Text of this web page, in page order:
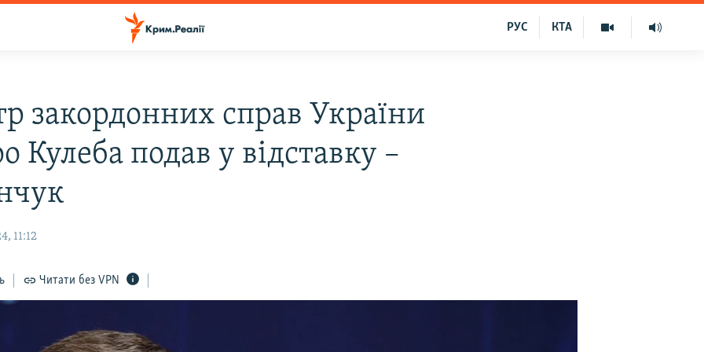
КТА
РУС
закордонних справ України
Кулеба подав у відставку –
11:12
Читати без VPN